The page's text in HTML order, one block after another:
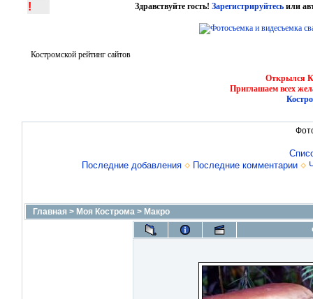
! Здравствуйте гость! Зарегистрируйтесьили
Костромской рейтинг сайтов
Открылся
Приглашаем всех
Последние добавления
Последние комментарии
Главная > Моя Кострома> Макро